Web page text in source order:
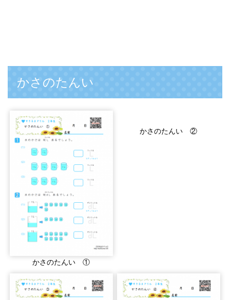
かさのたんい
かさのたんい ①
かさのたんい ②